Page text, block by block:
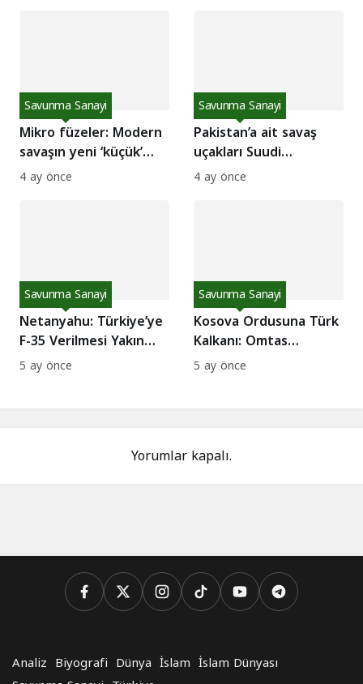
Mikro füzeler: Modern
savaşın yeni ‘küçük’
devleri
Savunma Sanayi
4 ay önce
Pakistan’a ait savaş
uçakları Suudi
Arabistan’a ulaştı
Savunma Sanayi
4 ay önce
Netanyahu: Türkiye’ye
F-35 Verilmesi Yakın
Değil
Savunma Sanayi
5 ay önce
Kosova Ordusuna Türk
Kalkanı: Omtas
Teslimatı Tamamlandı
Savunma Sanayi
5 ay önce
Yorumlar kapalı.
Analiz Biyografi Dünya İslam İslam Dünyası